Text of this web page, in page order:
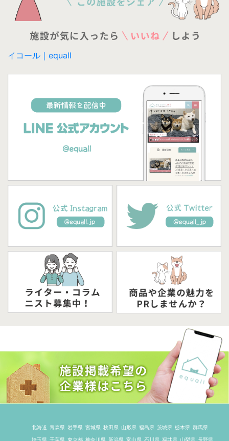
イコール｜equall
北海道 青森県 岩手県 宮城県 秋田県 山形県 福島県 茨城県 栃木県 群馬県
埼玉県 千葉県 東京都 神奈川県 新潟県 富山県 石川県 福井県 山梨県 長野県